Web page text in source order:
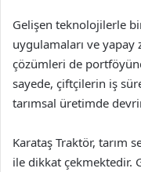
Gelişen teknolojilerle
uygulamaları ve
çözümleri de
sayede, çiftçilerin iş
tarımsal üretimde
Karataş Traktör, tarım
ile dikkat çekmektedir.